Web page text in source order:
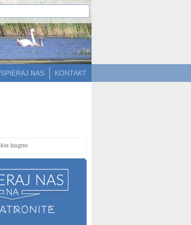
KONTAKT
NAS
bagno